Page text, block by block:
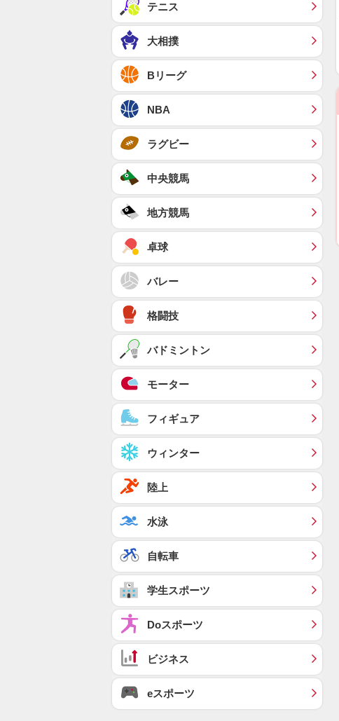
テニス
大相撲
Bリーグ
NBA
ラグビー
中央競馬
地方競馬
卓球
バレー
格闘技
バドミントン
モーター
フィギュア
ウィンター
陸上
水泳
自転車
学生スポーツ
Doスポーツ
ビジネス
eスポーツ